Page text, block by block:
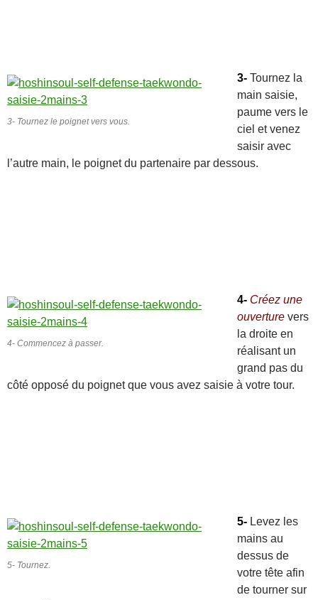
3- Tournez le poignet vers vous.
3- Tournez la
main saisie,
paume vers le
ciel et venez
saisir avec
l’autre main, le poignet du partenaire par dessous.
4- Commencez à passer.
4- Créez une
ouverture vers
la droite en
réalisant un
grand pas du
côté opposé du poignet que vous avez saisie à votre tour.
5- Tournez.
5- Levez les
mains au
dessus de
votre tête afin
de tourner sur